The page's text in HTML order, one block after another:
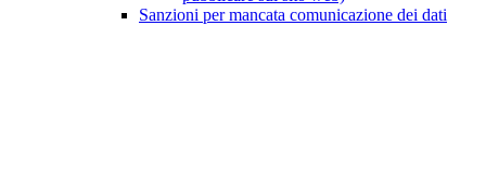
Sanzioni per mancata comunicazione dei dati